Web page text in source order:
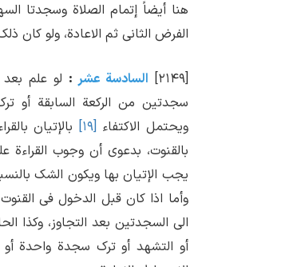
هنا أیضاً إتمام الصلاة وسجدتا
الفرض الثانی ثم الاعادة، ولو کان
[۲۱۴۹] السادسة عشر : لو علم
سجدتین من الرکعة السابقة أو ترک
ویحتمل الاکتفاء [۱۹]
بالإتیان
بالقنوت، بدعوی أن وجوب القراءة
یجب الإتیان بها ویکون الشک
وأما اذا کان قبل الدخول فی
الی السجدتین بعد التجاوز، وکذا
أو التشهد أو ترک سجدة واحدة أو